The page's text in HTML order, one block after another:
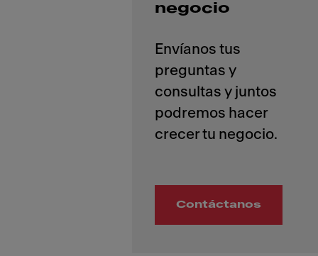
negocio
Envíanos tus
preguntas y
consultas y juntos
podremos hacer
Contáctanos